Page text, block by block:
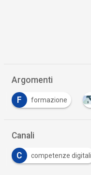
Argomenti
formazione PNRR
Canali
C competenze digitali